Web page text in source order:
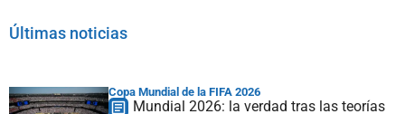
Últimas noticias
Copa Mundial de la FIFA 2026
Mundial 2026: la verdad tras las teorías